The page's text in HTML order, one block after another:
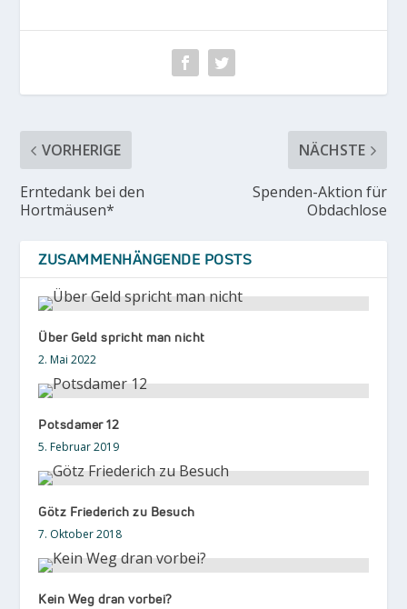
VORHERIGE
Erntedank bei den
Hortmäusen*
NÄCHSTE
Spenden-Aktion für
Obdachlose
ZUSAMMENHÄNGENDE POSTS
Über Geld spricht man nicht
2. Mai 2022
Potsdamer 12
5. Februar 2019
Götz Friederich zu Besuch
7. Oktober 2018
Kein Weg dran vorbei?